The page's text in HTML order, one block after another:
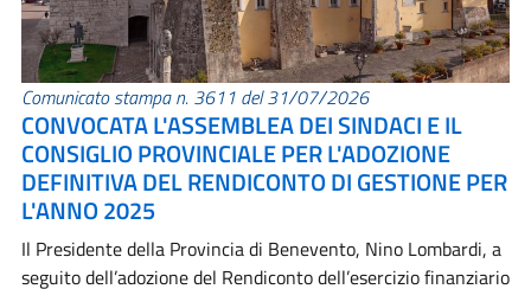
Comunicato stampa n. 3611 del 31/07/2026
CONVOCATA L'ASSEMBLEA DEI SINDACI E IL
CONSIGLIO PROVINCIALE PER L'ADOZIONE
DEFINITIVA DEL RENDICONTO DI GESTIONE PER
L'ANNO 2025
Il Presidente della Provincia di Benevento, Nino Lombardi, a
seguito dell’adozione del Rendiconto dell’esercizio finanziario